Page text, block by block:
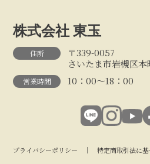
株式会社 東玉
住所
〒339-0057
さいたま市岩槻区
営業時間 10：00～18：00
プライバシーポリシー ｜特定商取引法に